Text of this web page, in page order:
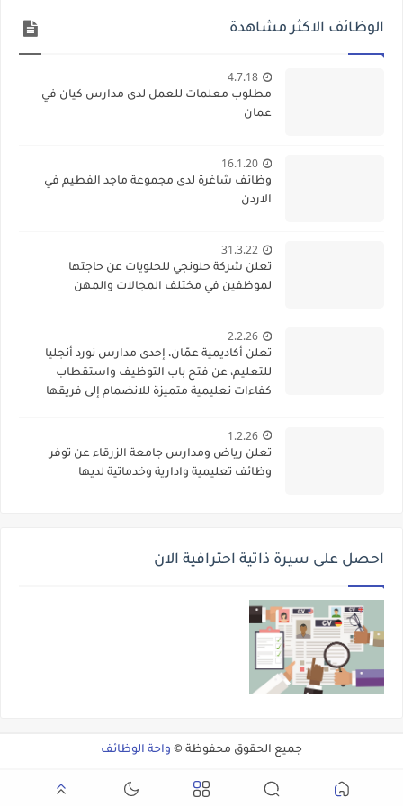
الوظائف الاكثر مشاهدة
4.7.18
مطلوب معلمات للعمل لدى مدارس كيان في
عمان
16.1.20
وظائف شاغرة لدى مجموعة ماجد الفطيم في
الاردن
31.3.22
تعلن شركة حلونجي للحلويات عن حاجتها
لموظفين في مختلف المجالات والمهن
2.2.26
تعلن أكاديمية عمّان، إحدى مدارس نورد أنجليا
للتعليم، عن فتح باب التوظيف واستقطاب
كفاءات تعليمية متميزة للانضمام إلى فريقها
1.2.26
تعلن رياض ومدارس جامعة الزرقاء عن توفر
وظائف تعليمية وادارية وخدماتية لديها
احصل على سيرة ذاتية احترافية الان
جميع الحقوق محفوظة © واحة الوظائف